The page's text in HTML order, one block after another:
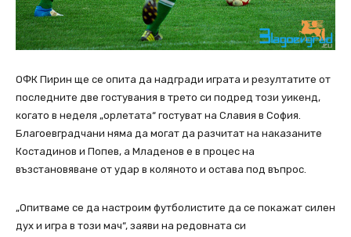
ОФК Пирин ще се опита да надгради играта и резултатите от
последните две гостувания в трето си подред този уикенд,
когато в неделя „орлетата“ гостуват на Славия в София.
Благоевградчани няма да могат да разчитат на наказаните
Костадинов и Попев, а Младенов е в процес на
възстановяване от удар в коляното и остава под въпрос.
„Опитваме се да настроим футболистите да се покажат силен
дух и игра в този мач“, заяви на редовната си